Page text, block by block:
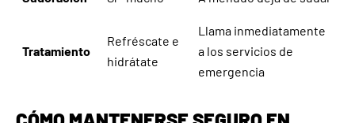
Tratamiento
Refréscate e
hidrátate
Llama inmediatamente
a los servicios de
emergencia